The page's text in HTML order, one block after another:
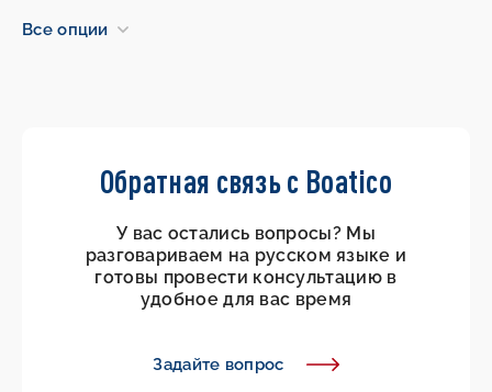
Все опции
Обратная связь с Boatico
У вас остались вопросы? Мы
разговариваем на русском языке и
готовы провести консультацию в
удобное для вас время
Задайте вопрос